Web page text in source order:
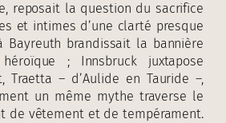
reposait la question du sacrifice
et intimes d’une clarté presque
Bayreuth brandissait la bannière
; Innsbruck juxtapose
Traetta – d’Aulide en Tauride –,
un même mythe traverse le
de vêtement et de tempérament.